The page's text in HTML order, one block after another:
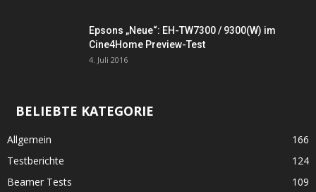
Epsons „Neue“: EH-TW7300 / 9300(W) im
Cine4Home Preview-Test
4. Juli 2016
BELIEBTE KATEGORIE
Allgemein
166
Testberichte
124
Beamer Tests
109